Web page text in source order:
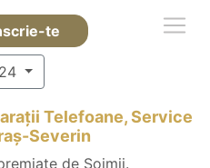
te
Telefoane, Service
Severin
de Șoimii.